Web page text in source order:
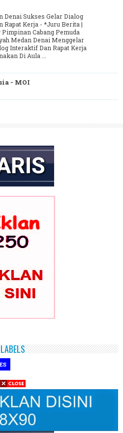
Denai Sukses Gelar Dialog
Rapat Kerja - *Juru Berita |
Cabang Pemuda
Medan Denai Menggelar
Interaktif Dan Rapat Kerja
Di Aula ...
- MOI
LABELS